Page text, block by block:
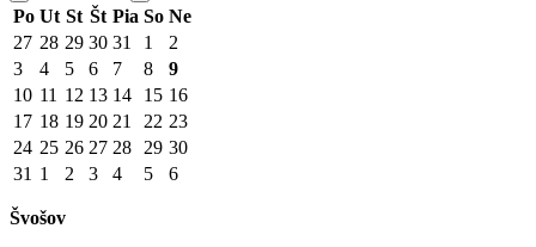
Po Ut St Št Pia So Ne
27 28 29 30 31 1
2
3
4 5 6 7 8
9
10 11 12 13 14 15 16
17 18 19 20 21 22 23
24 25 26 27 28 29 30
31 1 2 3 4 5 6
Švošov